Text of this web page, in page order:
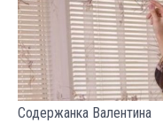
Содержанка Валентина